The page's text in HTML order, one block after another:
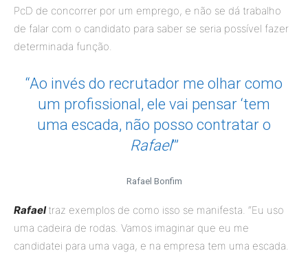
PcD de concorrer por um emprego, e não se dá trabalho
de falar com o candidato para saber se seria possível fazer
determinada função.
“Ao invés do recrutador me olhar como
um profissional, ele vai pensar ‘tem
uma escada, não posso contratar o
Rafael’”
Rafael Bonfim
Rafaeltraz exemplos de como isso se manifesta. “Eu uso
uma cadeira de rodas. Vamos imaginar que eu me
candidatei para uma vaga, e na empresa tem uma escada.